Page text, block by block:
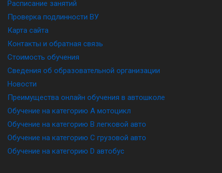
Расписание занятий
Проверка подлинности ВУ
Карта сайта
Контакты и обратная связь
Стоимость обучения
Сведения об образовательной организации
Новости
Преимущества онлайн обучения в автошколе
Обучение на категорию A мотоцикл
Обучение на категорию B легковой авто
Обучение на категорию C грузовой авто
Обучение на категорию D автобус